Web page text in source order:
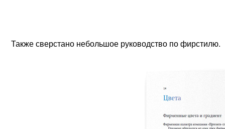
Также сверстано небольшое руководство по фирстилю.